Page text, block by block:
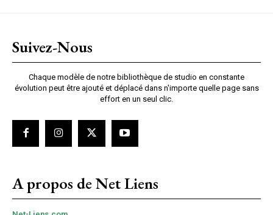
Suivez-Nous
Chaque modèle de notre bibliothèque de studio en constante
évolution peut être ajouté et déplacé dans n'importe quelle page sans
effort en un seul clic.
A propos de Net Liens